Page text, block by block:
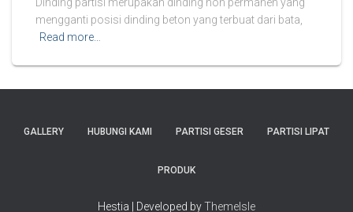
mengganti posisi dinding beton yang terbuat dari bata,
Read more…
GALLERY HUBUNGI KAMI PARTISI GESER PARTISI LIPAT
PRODUK
Hestia | Developed byThemeIsle